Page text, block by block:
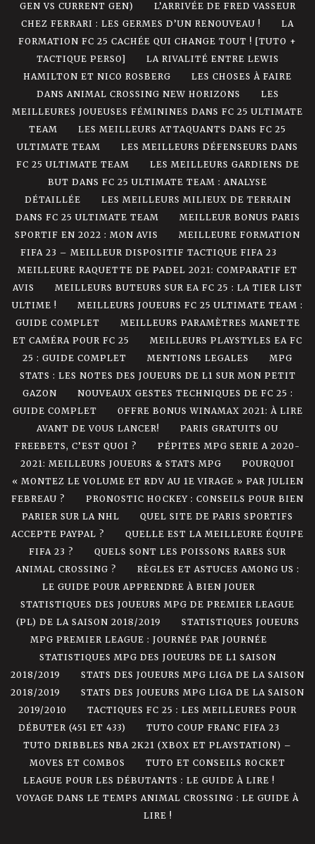
GEN VS CURRENT GEN)
L’ARRIVÉE DE FRED VASSEUR
CHEZ FERRARI : LES GERMES D’UN RENOUVEAU !
LA
FORMATION FC 25 CACHÉE QUI CHANGE TOUT ! [TUTO +
TACTIQUE PERSO]
LA RIVALITÉ ENTRE LEWIS
HAMILTON ET NICO ROSBERG
LES CHOSES À FAIRE
DANS ANIMAL CROSSING NEW HORIZONS
LES
MEILLEURES JOUEUSES FÉMININES DANS FC 25 ULTIMATE
TEAM
LES MEILLEURS ATTAQUANTS DANS FC 25
ULTIMATE TEAM
LES MEILLEURS DÉFENSEURS DANS
FC 25 ULTIMATE TEAM
LES MEILLEURS GARDIENS DE
BUT DANS FC 25 ULTIMATE TEAM : ANALYSE
DÉTAILLÉE
LES MEILLEURS MILIEUX DE TERRAIN
DANS FC 25 ULTIMATE TEAM
MEILLEUR BONUS PARIS
SPORTIF EN 2022 : MON AVIS
MEILLEURE FORMATION
FIFA 23 – MEILLEUR DISPOSITIF TACTIQUE FIFA 23
MEILLEURE RAQUETTE DE PADEL 2021: COMPARATIF ET
AVIS
MEILLEURS BUTEURS SUR EA FC 25 : LA TIER LIST
ULTIME !
MEILLEURS JOUEURS FC 25 ULTIMATE TEAM :
GUIDE COMPLET
MEILLEURS PARAMÈTRES MANETTE
ET CAMÉRA POUR FC 25
MEILLEURS PLAYSTYLES EA FC
25 : GUIDE COMPLET
MENTIONS LEGALES
MPG
STATS : LES NOTES DES JOUEURS DE L1 SUR MON PETIT
GAZON
NOUVEAUX GESTES TECHNIQUES DE FC 25 :
GUIDE COMPLET
OFFRE BONUS WINAMAX 2021: À LIRE
AVANT DE VOUS LANCER!
PARIS GRATUITS OU
FREEBETS, C’EST QUOI ?
PÉPITES MPG SERIE A 2020-
2021: MEILLEURS JOUEURS & STATS MPG
POURQUOI
« MONTEZ LE VOLUME ET RDV AU 1E VIRAGE » PAR JULIEN
FEBREAU ?
PRONOSTIC HOCKEY : CONSEILS POUR BIEN
PARIER SUR LA NHL
QUEL SITE DE PARIS SPORTIFS
ACCEPTE PAYPAL ?
QUELLE EST LA MEILLEURE ÉQUIPE
FIFA 23 ?
QUELS SONT LES POISSONS RARES SUR
ANIMAL CROSSING ?
RÈGLES ET ASTUCES AMONG US :
LE GUIDE POUR APPRENDRE À BIEN JOUER
STATISTIQUES DES JOUEURS MPG DE PREMIER LEAGUE
(PL) DE LA SAISON 2018/2019
STATISTIQUES JOUEURS
MPG PREMIER LEAGUE : JOURNÉE PAR JOURNÉE
STATISTIQUES MPG DES JOUEURS DE L1 SAISON
2018/2019
STATS DES JOUEURS MPG LIGA DE LA SAISON
2018/2019
STATS DES JOUEURS MPG LIGA DE LA SAISON
2019/2010
TACTIQUES FC 25 : LES MEILLEURES POUR
DÉBUTER (451 ET 433)
TUTO COUP FRANC FIFA 23
TUTO DRIBBLES NBA 2K21 (XBOX ET PLAYSTATION) –
MOVES ET COMBOS
TUTO ET CONSEILS ROCKET
LEAGUE POUR LES DÉBUTANTS : LE GUIDE À LIRE !
VOYAGE DANS LE TEMPS ANIMAL CROSSING : LE GUIDE À
LIRE !